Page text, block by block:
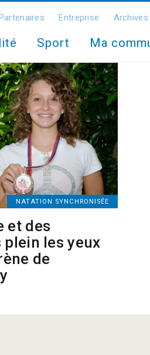
Entreprise Archives
Sport Ma
NATATION SYNCHRONISÉE
et des
les yeux
de